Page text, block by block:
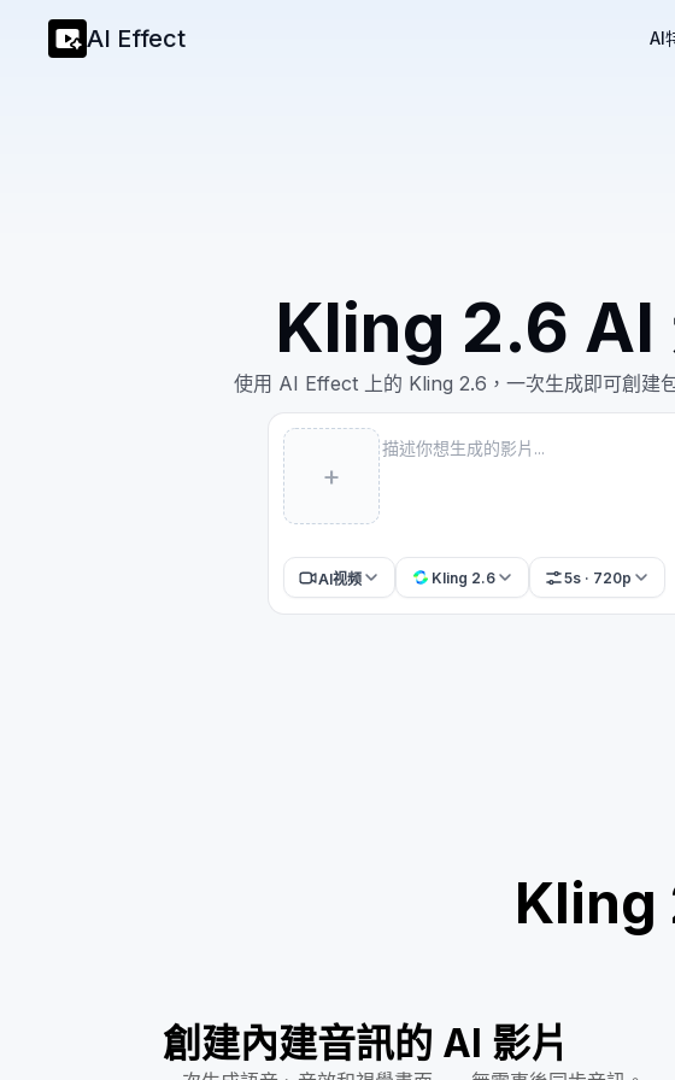
AI Effect AI
Kling 2.6 AI
使用 AI Effect 上的 Kling 2.6，一次生成即可創建
+
Prompt
AI视频 Kling 2.6 5s · 720p
Kling
創建內建音訊的 AI 影片